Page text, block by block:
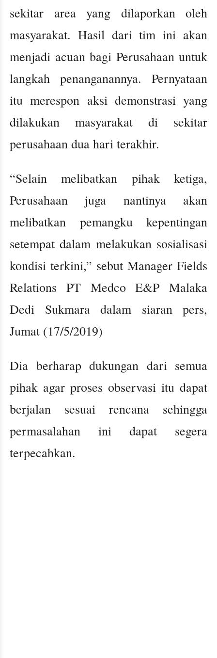
sekitar area yang dilaporkan oleh
masyarakat. Hasil dari tim ini akan
menjadi acuan bagi Perusahaan untuk
langkah penanganannya. Pernyataan
itu merespon aksi demonstrasi yang
dilakukan masyarakat di sekitar
perusahaan dua hari terakhir.
“Selain melibatkan pihak ketiga,
Perusahaan juga nantinya akan
melibatkan pemangku kepentingan
setempat dalam melakukan sosialisasi
kondisi terkini,” sebut Manager Fields
Relations PT Medco E&P Malaka
Dedi Sukmara dalam siaran pers,
Jumat (17/5/2019)
Dia berharap dukungan dari semua
pihak agar proses observasi itu dapat
berjalan sesuai rencana sehingga
permasalahan ini dapat segera
terpecahkan.